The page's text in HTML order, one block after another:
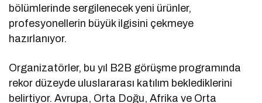
bölümlerinde sergilenecek yeni ürünler,
profesyonellerin büyük ilgisini çekmeye
hazırlanıyor.
Organizatörler, bu yıl B2B görüşme programında
rekor düzeyde uluslararası katılım beklediklerini
belirtiyor. Avrupa, Orta Doğu, Afrika ve Orta